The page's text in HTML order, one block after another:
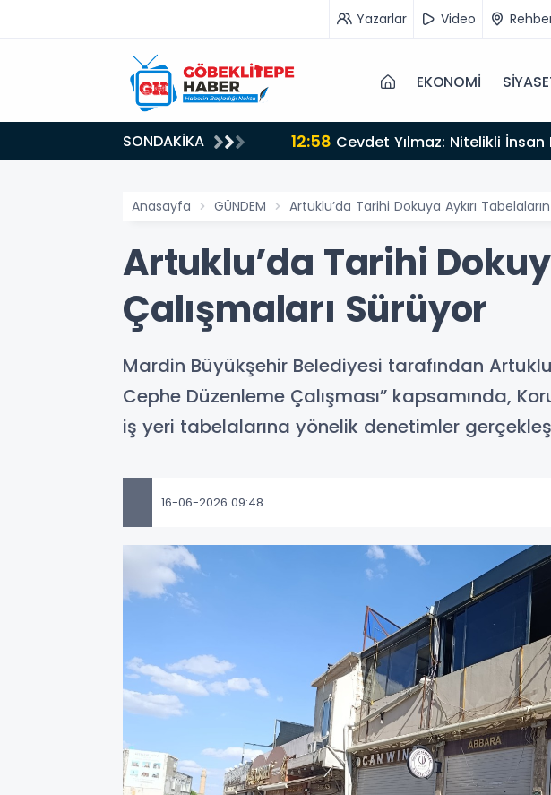
Yazarlar Video
EKONOMİ
SONDAKİKA 12:58 Cevdet Yılmaz: Nitelikli
Anasayfa GÜNDEM Artuklu’da Tarihi Dokuya Aykırı
Artuklu’da Tarihi
Çalışmaları Sürüyor
Mardin Büyükşehir Belediyesi tarafından
Cephe Düzenleme Çalışması” kapsamında,
iş yeri tabelalarına yönelik denetimler
16-06-2026 09:48